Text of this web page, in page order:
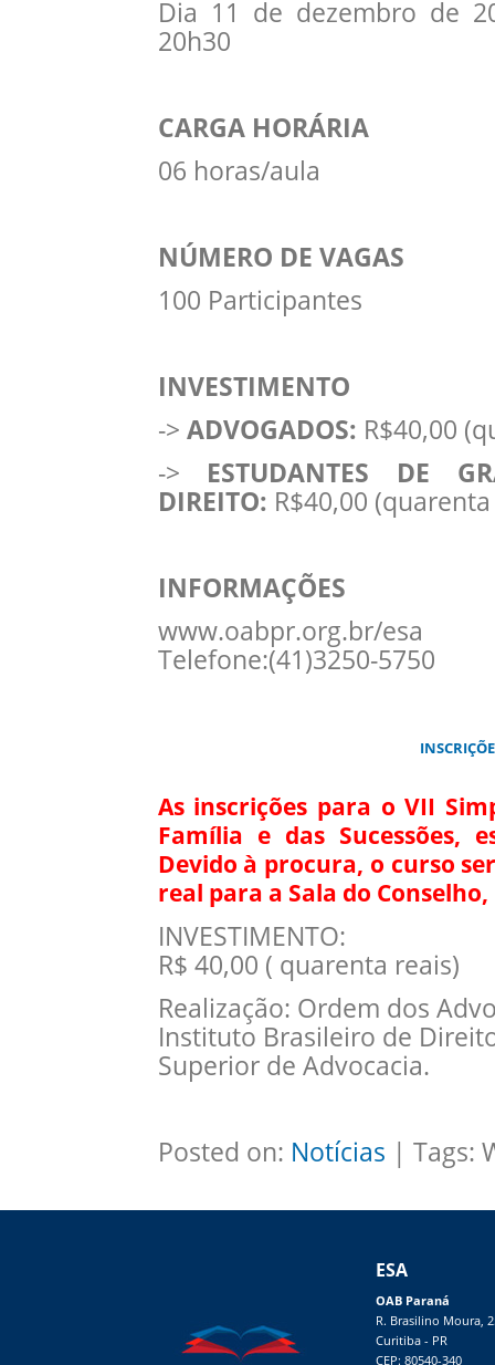
Dia 11 de dezembro de
20h30
CARGA HORÁRIA
06 horas/aula
NÚMERO DE VAGAS
100 Participantes
INVESTIMENTO
-> ADVOGADOS: R$40,00
-> ESTUDANTES DE
DIREITO: R$40,00
INFORMAÇÕES
www.oabpr.org.br/esa
Telefone:(41)3250-5750
As inscrições para o VII
Família e das Sucessões,
Devido à procura, o curso
real para a Sala do Conselho,
INVESTIMENTO:
R$ 40,00 ( quarenta reais)
Realização: Ordem dos
Instituto Brasileiro de
Superior de Advocacia.
Posted on: Notícias | Tags:
ESA
OAB Paraná
R. Brasilino Moura,
Curitiba - PR
CEP: 80540-340